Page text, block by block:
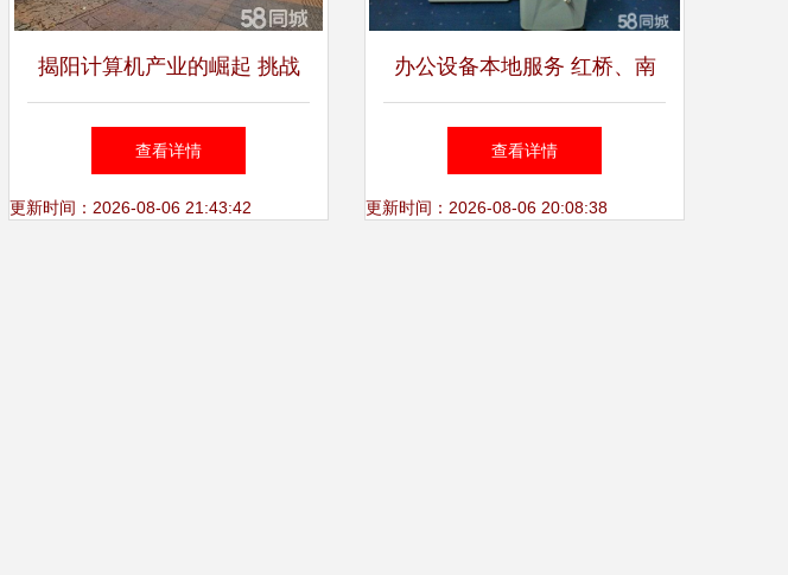
揭阳计算机产业的崛起 挑战
与机遇并存
查看详情
更新时间：2026-08-06 21:43:42
办公设备本地服务 红桥、南
开、西青上门维修复印机与打
印机解决方案
查看详情
更新时间：2026-08-06 20:08:38